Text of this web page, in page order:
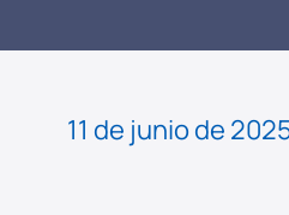
11 de junio de